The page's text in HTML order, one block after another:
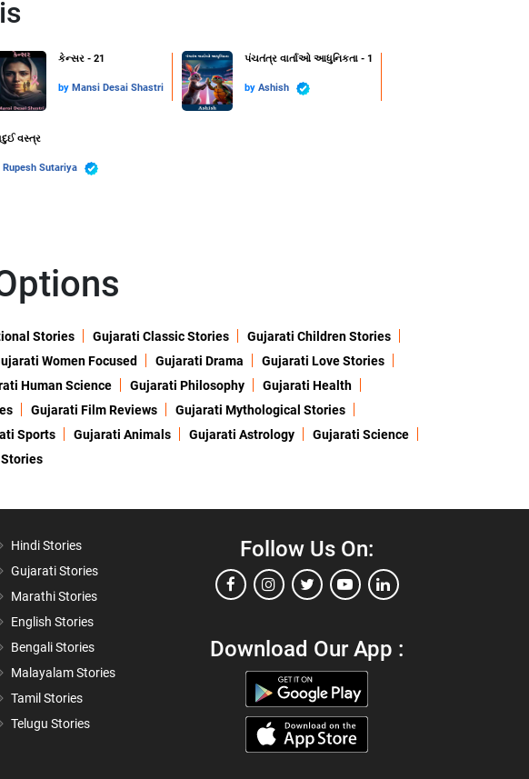
કેન્સર - 21
by Mansi Desai Shastri
પંચતંત્ર વાર્તાઓ આધુનિકતા - 1
by Ashish
વસ્ત્ર
Rupesh Sutariya
Stories Gujarati Classic Stories
Gujarati Children Stories
Women Focused Gujarati Drama
Gujarati Love Stories
Human Science Gujarati Philosophy
Gujarati Health
Gujarati Film Reviews
Gujarati Mythological Stories
Sports Gujarati Animals Gujarati Astrology
Gujarati Science
Hindi Stories
Gujarati Stories
Marathi Stories
English Stories
Bengali Stories
Malayalam Stories
Tamil Stories
Telugu Stories
Follow Us On:
Download Our App :